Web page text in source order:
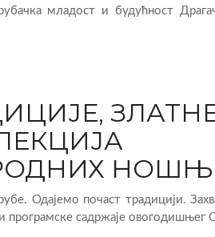
младост и будућност
Одајемо почаст традицији.
програмске садржаје овогодишњег